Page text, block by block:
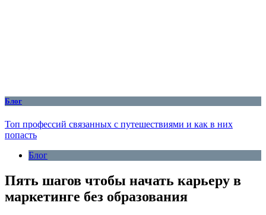
Блог
Топ профессий связанных с путешествиями и как в них
попасть
Блог
Пять шагов чтобы начать карьеру в
маркетинге без образования